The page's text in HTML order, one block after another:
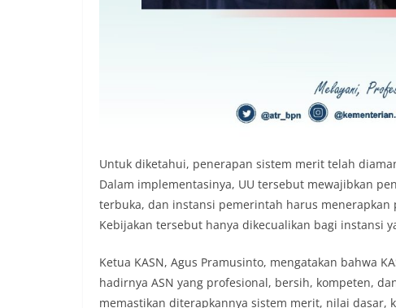
Untuk diketahui, penerapan sistem merit telah
Dalam implementasinya, UU tersebut mewajibkan
terbuka, dan instansi pemerintah harus
Kebijakan tersebut hanya dikecualikan bagi instansi
Ketua KASN, Agus Pramusinto, mengatakan bahwa
hadirnya ASN yang profesional, bersih, kompeten,
memastikan diterapkannya sistem merit, nilai dasar,